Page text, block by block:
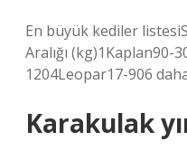
En büyük kediler
Aralığı (kg)1Kaplan90-
1204Leopar17-906
Karakulak